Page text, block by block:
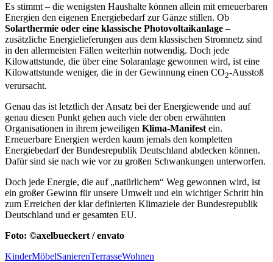
Es stimmt – die wenigsten Haushalte können allein mit erneuerbaren
Energien den eigenen Energiebedarf zur Gänze stillen. Ob
Solarthermie oder eine klassische Photovoltaikanlage –
zusätzliche Energielieferungen aus dem klassischen Stromnetz sind
in den allermeisten Fällen weiterhin notwendig. Doch jede
Kilowattstunde, die über eine Solaranlage gewonnen wird, ist eine
Kilowattstunde weniger, die in der Gewinnung einen CO2-Ausstoß
verursacht.
Genau das ist letztlich der Ansatz bei der Energiewende und auf
genau diesen Punkt gehen auch viele der oben erwähnten
Organisationen in ihrem jeweiligen Klima-Manifest ein.
Erneuerbare Energien werden kaum jemals den kompletten
Energiebedarf der Bundesrepublik Deutschland abdecken können.
Dafür sind sie nach wie vor zu großen Schwankungen unterworfen.
Doch jede Energie, die auf „natürlichem“ Weg gewonnen wird, ist
ein großer Gewinn für unsere Umwelt und ein wichtiger Schritt hin
zum Erreichen der klar definierten Klimaziele der Bundesrepublik
Deutschland und er gesamten EU.
Foto: ©axelbueckert / envato
KinderMöbelSanierenTerrasseWohnen